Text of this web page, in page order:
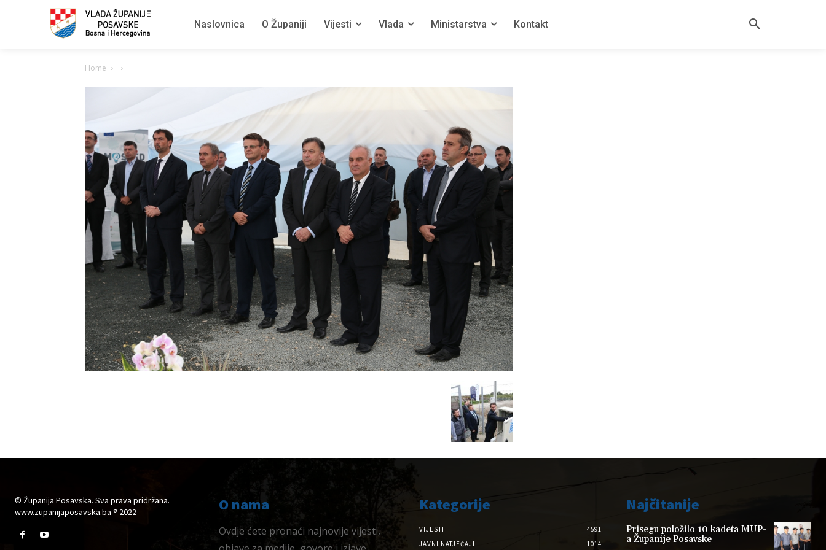
Naslovnica O Županiji Vijesti Vlada Ministarstva Kontakt
Home
© Županija Posavska. Sva prava pridržana.
www.zupanijaposavska.ba ® 2022
O nama
Ovdje ćete pronaći najnovije vijesti,
Kategorije
VIJESTI
4591
JAVNI NATJEČAJI
1014
Najčitanije
Prisegu položilo 10 kadeta MUP-
a Županije Posavske